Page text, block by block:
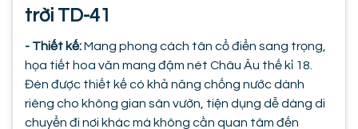
trời TD-41
- Thiết kế:Mang phong cách tân cổ điển sang trọng,
họa tiết hoa văn mang đậm nét Châu Âu thế kỉ 18.
Đèn được thiết kế có khả năng chống nước dành
riêng cho không gian sân vườn, tiện dụng dễ dàng di
chuyển đi nơi khác mà không cần quan tâm đến